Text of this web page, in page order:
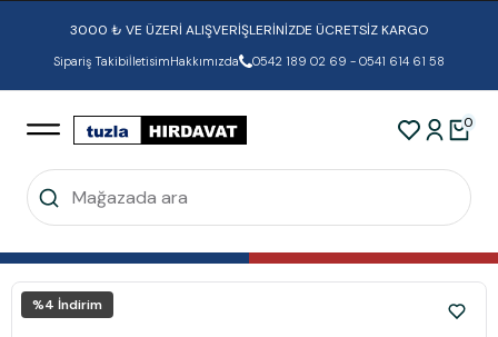
3000 ₺ VE ÜZERİ ALIŞVERİŞLERİNİZDE ÜCRETSİZ KARGO
Sipariş TakibiİletisimHakkımızda 0542 189 02 69 - 0541 614 61 58
0
%4 İndirim